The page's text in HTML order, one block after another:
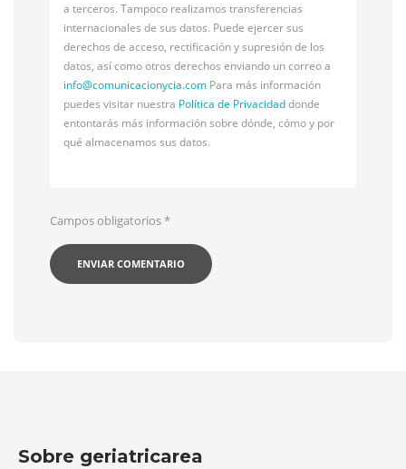
a terceros. Tampoco realizamos transferencias
internacionales de sus datos. Puede ejercer sus
derechos de acceso, rectificación y supresión de los
datos, así como otros derechos enviando un correo a
info@comunicacionycia.com Para más información
puedes visitar nuestra Política de Privacidaddonde
entontarás más información sobre dónde, cómo y por
qué almacenamos sus datos.
Campos obligatorios*
Sobre geriatricarea